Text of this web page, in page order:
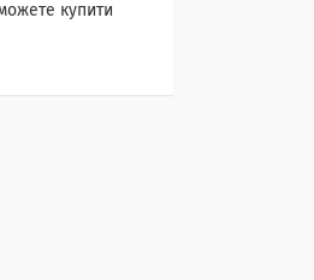
купити